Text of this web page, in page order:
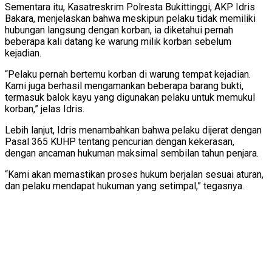
Sementara itu, Kasatreskrim Polresta Bukittinggi, AKP Idris
Bakara, menjelaskan bahwa meskipun pelaku tidak memiliki
hubungan langsung dengan korban, ia diketahui pernah
beberapa kali datang ke warung milik korban sebelum
kejadian.
“Pelaku pernah bertemu korban di warung tempat kejadian.
Kami juga berhasil mengamankan beberapa barang bukti,
termasuk balok kayu yang digunakan pelaku untuk memukul
korban,” jelas Idris.
Lebih lanjut, Idris menambahkan bahwa pelaku dijerat dengan
Pasal 365 KUHP tentang pencurian dengan kekerasan,
dengan ancaman hukuman maksimal sembilan tahun penjara.
“Kami akan memastikan proses hukum berjalan sesuai aturan,
dan pelaku mendapat hukuman yang setimpal,” tegasnya.